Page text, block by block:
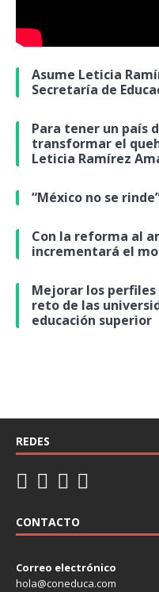
Asume Leticia
Secretaría de
Para tener un país
transformar el
Leticia Ramírez
“México no se
Con la reforma al
incrementará el
Mejorar los perfiles
reto de las
educación superior
REDES
CONTACTO
Correo electrónico
hola@coneduca.com